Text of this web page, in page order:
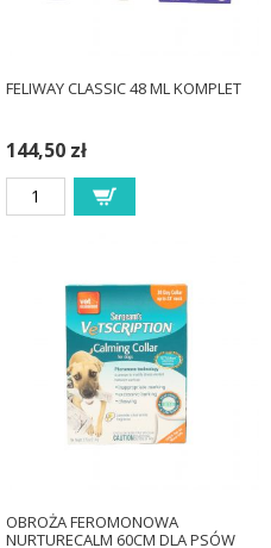
FELIWAY CLASSIC 48 ML KOMPLET
144,50 zł
OBROŻA FEROMONOWA
NURTURECALM 60CM DLA PSÓW